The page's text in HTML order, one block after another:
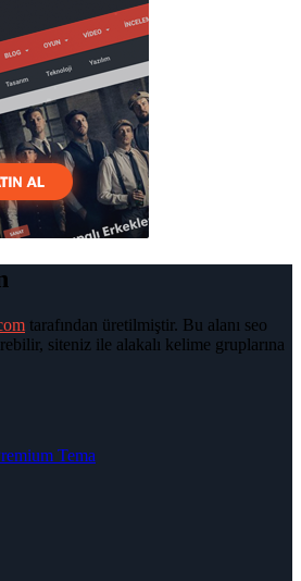
tarafından üretilmiştir. Bu alanı seo
siteniz ile alakalı kelime gruplarına
Tema